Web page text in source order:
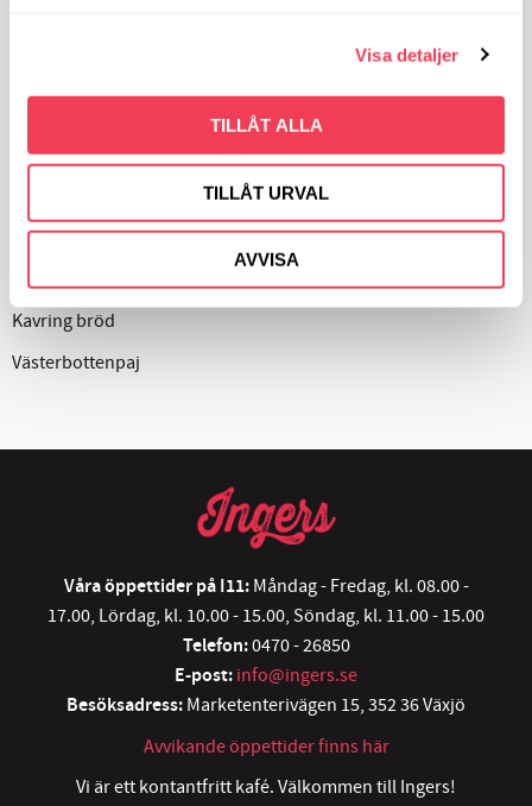
Visa detaljer
TILLÅT ALLA
TILLÅT URVAL
AVVISA
Köttbullar
Janssons frestelse
Gubbröra
Kavring bröd
Västerbottenpaj
Våra öppettider på I11: Måndag - Fredag, kl. 08.00 -
17.00, Lördag, kl. 10.00 - 15.00, Söndag, kl. 11.00 - 15.00
Telefon:0470 - 26850
E-post: info@ingers.se
Besöksadress: Marketenterivägen 15, 352 36 Växjö
Avvikande öppettider finns här
Vi är ett kontantfritt kafé. Välkommen till Ingers!